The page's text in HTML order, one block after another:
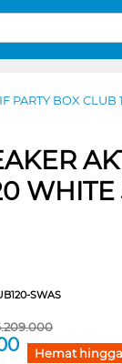
PARTY BOX
SWAS
Hemat